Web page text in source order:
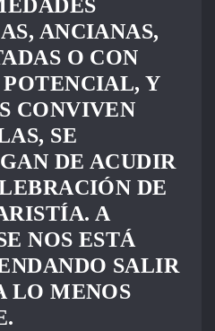
ANCIANAS,
O CON
Y
CONVIVEN
SE
DE ACUDIR
DE
A
NOS ESTÁ
SALIR
LO MENOS